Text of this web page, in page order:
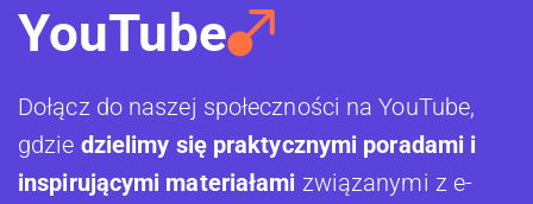
YouTube
Dołącz do naszej społeczności na YouTube,
gdzie dzielimy się praktycznymi poradami i
inspirującymi materiałami związanymi z e-